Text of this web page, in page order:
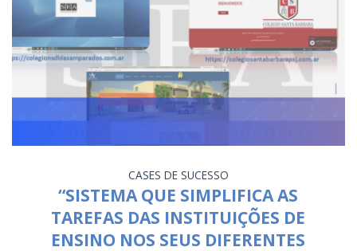
CASES DE SUCESSO
“SISTEMA QUE SIMPLIFICA AS
TAREFAS DAS INSTITUIÇÕES DE
ENSINO NOS SEUS DIFERENTES